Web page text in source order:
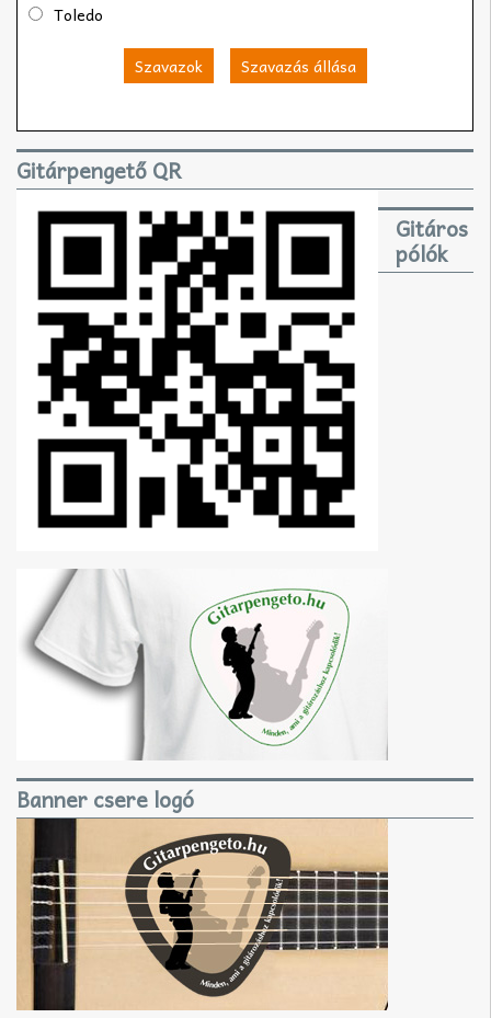
Toledo
Szavazok Szavazás állása
Gitárpengető QR
Gitáros
pólók
Banner csere logó